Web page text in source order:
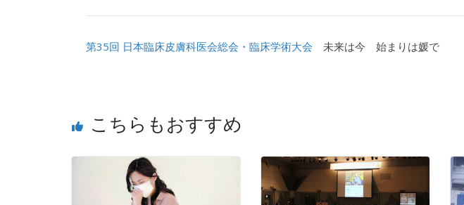
第35回 日本臨床皮膚科医会総会・臨床学術大会 未来は今 始まりは媛で
こちらもおすすめ